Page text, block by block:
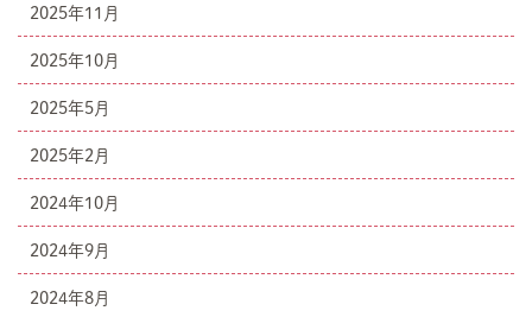
2025年11月
2025年10月
2025年5月
2025年2月
2024年10月
2024年9月
2024年8月